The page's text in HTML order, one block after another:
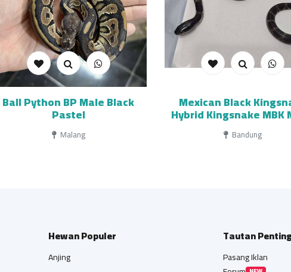
Ball Python BP Male Black
Pastel
Malang
Mexican Black
Hybrid Kingsnake
Gahar kode E
Bandung
Hewan Populer
Anjing
Tautan Penting
Pasang Iklan